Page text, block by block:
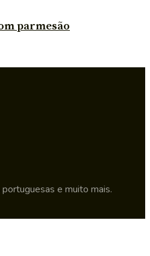
parmesão
e muito mais.